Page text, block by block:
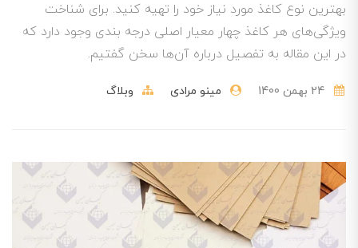
بهترین نوع کاغذ مورد نیاز خود را تهیه کنید. برای شناخت
ویژگی‌های هر کاغذ چهار معیار اصلی درجه بندی وجود دارد که
در این مقاله به تفصیل درباره آن‌ها سخن گفتیم.
مینو مرادی وبلاگ